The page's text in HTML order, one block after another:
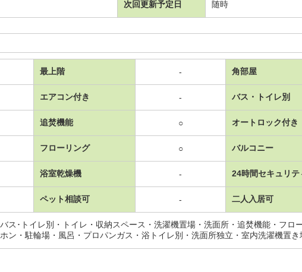
次回更新予定日 随時
最上階 - 角部屋
エアコン付き - バス・トイレ別
追焚機能 ○ オートロック付き
フローリング ○ バルコニー
浴室乾燥機 - 24時間セキュリテ
ペット相談可 - 二人入居可
ス･トイレ別・トイレ・収納スペース・洗濯機置場・洗面所・追焚機能・フロ
ン・駐輪場・風呂・プロパンガス・浴トイレ別・洗面所独立・室内洗濯機置き